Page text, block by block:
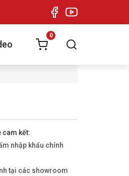
0
cam kết:
nhập khẩu chính
tại các showroom